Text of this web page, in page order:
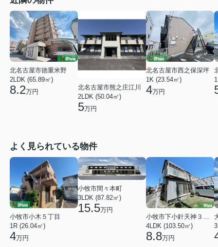
北名古屋市徳重米野
2LDK (65.89㎡)
8.2万円
北名古屋市熊之庄江川
2LDK (50.04㎡)
5万円
北名古屋市西之保深坪
1K (23.54㎡)
4万円
よく見られている物件
小牧市小木５丁目
1R (26.04㎡)
4万円
小牧市間々本町
3LDK (87.82㎡)
15.5万円
4LDK (103.50㎡)
8.8万円